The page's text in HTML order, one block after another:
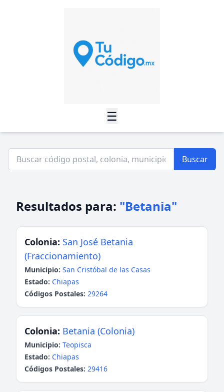
☰
Buscar
Resultados para: "Betania"
Colonia: San José Betania
(Fraccionamiento)
Municipio: San Cristóbal de las Casas
Estado: Chiapas
Códigos Postales: 29264
Colonia: Betania (Colonia)
Municipio: Teopisca
Estado: Chiapas
Códigos Postales: 29416